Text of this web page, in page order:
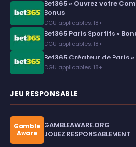
Bet365 » Ouvrez votre
Bonus
CGU applicables. 18+
Bet365 Paris Sportifs »
CGU applicables. 18+
Bet365 Créateur de Paris
CGU applicables. 18+
JEU RESPONSABLE
Gamble
Aware
GAMBLEAWARE.ORG
JOUEZ RESPONSABLEMENT